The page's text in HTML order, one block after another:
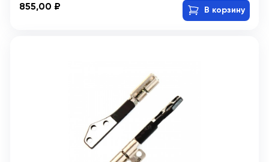
855,00 ₽ В корзину